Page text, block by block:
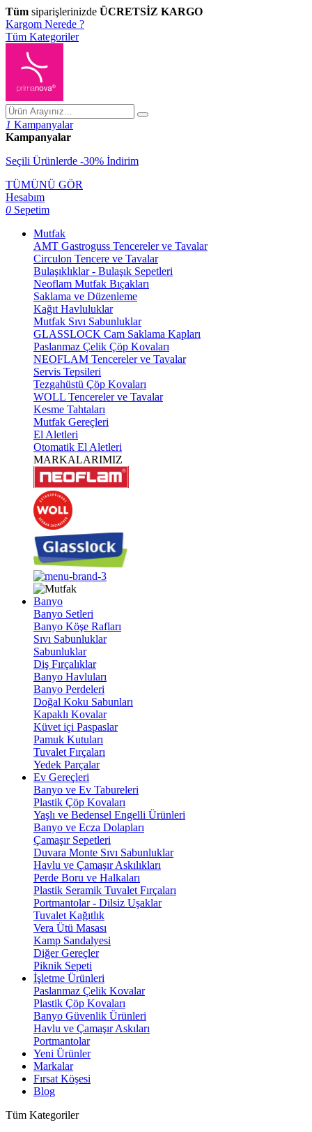
Tüm siparişlerinizde ÜCRETSİZ KARGO
Kargom Nerede ?
Tüm Kategoriler
1 Kampanyalar
Kampanyalar
Seçili Ürünlerde -30% İndirim
TÜMÜNÜ GÖR
Hesabım
0 Sepetim
Mutfak
AMT Gastroguss Tencereler ve Tavalar
Circulon Tencere ve Tavalar
Bulaşıklıklar - Bulaşık Sepetleri
Neoflam Mutfak Bıçakları
Saklama ve Düzenleme
Kağıt Havluluklar
Mutfak Sıvı Sabunluklar
GLASSLOCK Cam Saklama Kapları
Paslanmaz Çelik Çöp Kovaları
NEOFLAM Tencereler ve Tavalar
Servis Tepsileri
Tezgahüstü Çöp Kovaları
WOLL Tencereler ve Tavalar
Kesme Tahtaları
Mutfak Gereçleri
El Aletleri
Otomatik El Aletleri
MARKALARIMIZ
Banyo
Banyo Setleri
Banyo Köşe Rafları
Sıvı Sabunluklar
Sabunluklar
Diş Fırçalıklar
Banyo Havluları
Banyo Perdeleri
Doğal Koku Sabunları
Kapaklı Kovalar
Küvet içi Paspaslar
Pamuk Kutuları
Tuvalet Fırçaları
Yedek Parçalar
Ev Gereçleri
Banyo ve Ev Tabureleri
Plastik Çöp Kovaları
Yaşlı ve Bedensel Engelli Ürünleri
Banyo ve Ecza Dolapları
Çamaşır Sepetleri
Duvara Monte Sıvı Sabunluklar
Havlu ve Çamaşır Askılıkları
Perde Boru ve Halkaları
Plastik Seramik Tuvalet Fırçaları
Portmantolar - Dilsiz Uşaklar
Tuvalet Kağıtlık
Vera Ütü Masası
Kamp Sandalyesi
Diğer Gereçler
Piknik Sepeti
İşletme Ürünleri
Paslanmaz Çelik Kovalar
Plastik Çöp Kovaları
Banyo Güvenlik Ürünleri
Havlu ve Çamaşır Askıları
Portmantolar
Yeni Ürünler
Markalar
Fırsat Köşesi
Blog
Tüm Kategoriler